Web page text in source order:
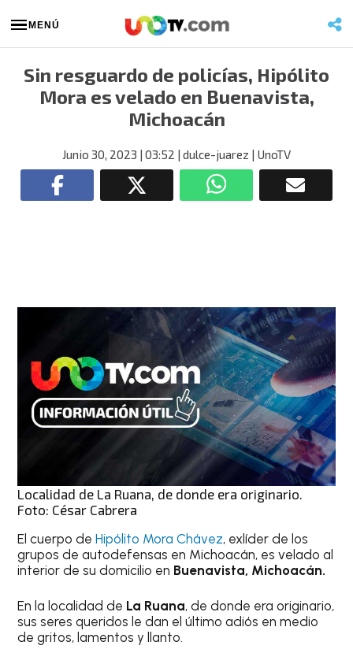
MENÚ
Sin resguardo de policías, Hipólito
Mora es velado en Buenavista,
Michoacán
Junio 30, 2023 | 03:52 | dulce-juarez | UnoTV
Localidad de La Ruana, de donde era originario.
Foto: César Cabrera
El cuerpo deHipólito Mora Chávez, exlíder de los
grupos de autodefensas en Michoacán, es velado al
interior de su domicilio en Buenavista, Michoacán.
En la localidad de La Ruana, de donde era originario,
sus seres queridos le dan el último adiós en medio
de gritos, lamentos y llanto.